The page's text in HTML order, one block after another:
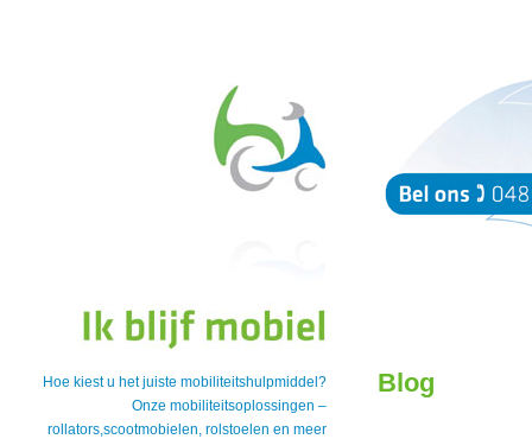
Hoe kiest u het juiste mobiliteitshulpmiddel?
Onze mobiliteitsoplossingen –
rollators,scootmobielen, rolstoelen en meer
Blog